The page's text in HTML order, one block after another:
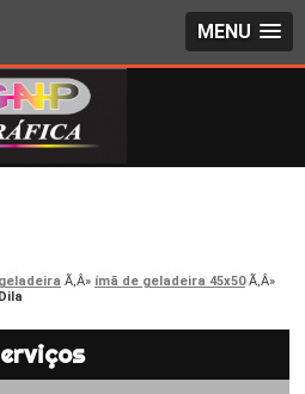
MENU
ímã de geladeira 45x50